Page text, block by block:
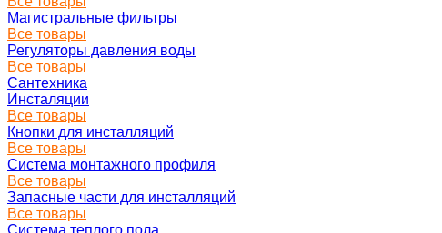
Магистральные фильтры
Все товары
Регуляторы давления воды
Все товары
Сантехника
Инсталяции
Все товары
Кнопки для инсталляций
Все товары
Система монтажного профиля
Все товары
Запасные части для инсталляций
Все товары
Система теплого пола